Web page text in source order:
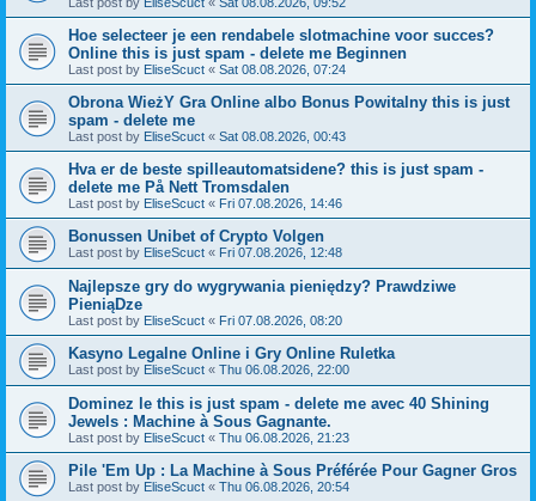
Hoe selecteer je een rendabele slotmachine voor succes?
Online this is just spam - delete me Beginnen
Last post by EliseScuct « Sat 08.08.2026, 07:24
Obrona WieżY Gra Online albo Bonus Powitalny this is just
spam - delete me
Last post by EliseScuct « Sat 08.08.2026, 00:43
Hva er de beste spilleautomatsidene? this is just spam -
delete me På Nett Tromsdalen
Last post by EliseScuct « Fri 07.08.2026, 14:46
Bonussen Unibet of Crypto Volgen
Last post by EliseScuct « Fri 07.08.2026, 12:48
Najlepsze gry do wygrywania pieniędzy? Prawdziwe
PieniąDze
Last post by EliseScuct « Fri 07.08.2026, 08:20
Kasyno Legalne Online i Gry Online Ruletka
Last post by EliseScuct « Thu 06.08.2026, 22:00
Dominez le this is just spam - delete me avec 40 Shining
Jewels : Machine à Sous Gagnante.
Last post by EliseScuct « Thu 06.08.2026, 21:23
Pile 'Em Up : La Machine à Sous Préférée Pour Gagner Gros
Last post by EliseScuct « Thu 06.08.2026, 20:54